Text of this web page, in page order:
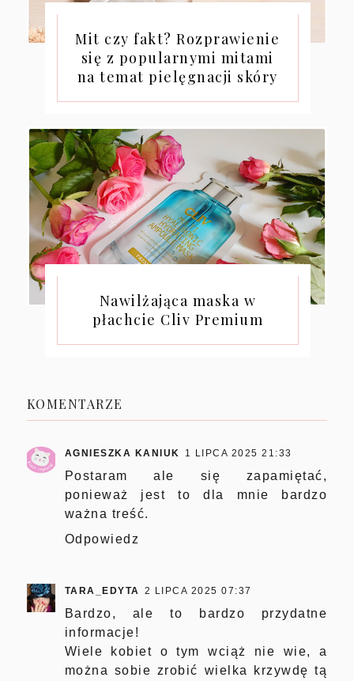
Mit czy fakt? Rozprawienie
się z popularnymi mitami
na temat pielęgnacji skóry
Nawilżająca maska w
płachcie Cliv Premium
KOMENTARZE
AGNIESZKA KANIUK 1 LIPCA 2025 21:33
Postaram ale się zapamiętać,
ponieważ jest to dla mnie bardzo
ważna treść.
Odpowiedz
TARA_EDYTA 2 LIPCA 2025 07:37
Bardzo, ale to bardzo przydatne
informacje!
Wiele kobiet o tym wciąż nie wie, a
można sobie zrobić wielka krzywdę tą